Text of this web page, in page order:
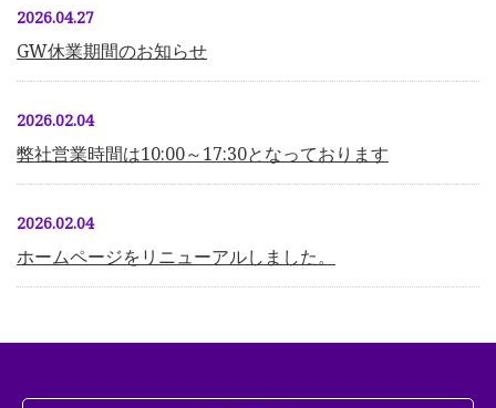
2026.04.27
GW休業期間のお知らせ
2026.02.04
弊社営業時間は10:00～17:30となっております
2026.02.04
ホームページをリニューアルしました。